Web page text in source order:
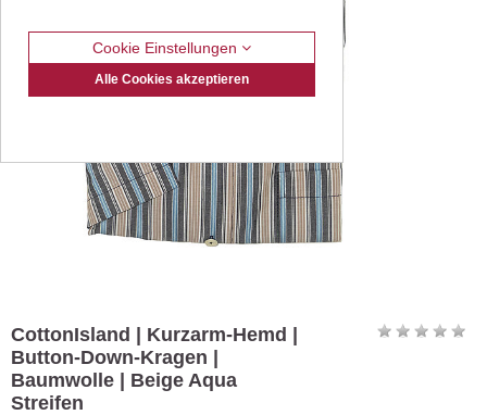
CottonIsland | Kurzarm-Hemd |
Button-Down-Kragen |
Baumwolle | Beige Aqua
Streifen
Cookie Einstellungen
Alle Cookies akzeptieren